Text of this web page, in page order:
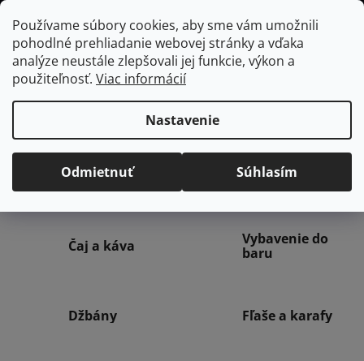
Používame súbory cookies, aby sme vám umožnili
pohodlné prehliadanie webovej stránky a vďaka
analýze neustále zlepšovali jej funkcie, výkon a
použiteľnosť. Viac informácií
Nastavenie
Odmietnuť Súhlasím
Prejsť
na
obsah
Hľadať
Domov
/ Vybavenie do jedálne
Jedáleň
Stolovanie Poháre
Čaj a káva
Vybavenie do
baru
Džbány Fľaše a karafy